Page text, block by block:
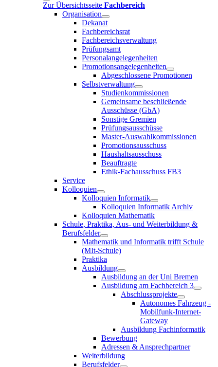
Zur Übersichtsseite Fachbereich
Organisation
Dekanat
Fachbereichsrat
Fachbereichsverwaltung
Prüfungsamt
Personalangelegenheiten
Promotionsangelegenheiten
Abgeschlossene Promotionen
Selbstverwaltung
Studienkommissionen
Gemeinsame beschließende
Ausschüsse (GbA)
Sonstige Gremien
Prüfungsausschüsse
Master-Auswahlkommissionen
Promotionsausschuss
Haushaltsausschuss
Beauftragte
Ethik-Fachausschuss FB3
Service
Kolloquien
Kolloquien Informatik
Kolloquien Informatik Archiv
Kolloquien Mathematik
Schule, Praktika, Aus- und Weiterbildung &
Berufsfelder
Mathematik und Informatik trifft Schule
(MIt-Schule)
Praktika
Ausbildung
Ausbildung an der Uni Bremen
Ausbildung am Fachbereich 3
Abschlussprojekte
Autonomes Fahrzeug -
Mobilfunk-Internet-
Gateway
Ausbildung Fachinformatik
Bewerbung
Adressen & Ansprechpartner
Weiterbildung
Berufsfelder